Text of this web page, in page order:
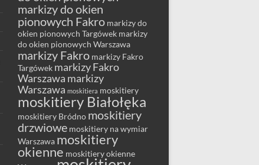
markizy do okien
pionowych Fakro markizy do
okien pionowych Targówek markizy
do okien pionowych Warszawa
markizy Fakro markizy Fakro
Targówek markizy Fakro
Warszawa markizy
Warszawa moskitiera moskitiery
moskitiery Białołęka
moskitiery Bródno moskitiery
drzwiowe moskitiery na wymiar
Warszawa moskitiery
okienne moskitiery okienne